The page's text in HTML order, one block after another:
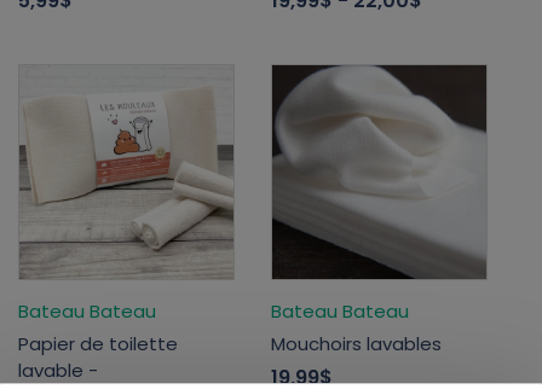
Bateau Bateau
Papier de toilette
lavable -
Bateau Bateau
Mouchoirs lavables
19,99$